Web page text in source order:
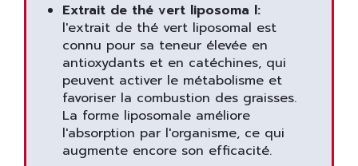
Extrait de thé vert liposoma l:
l'extrait de thé vert liposomal est
connu pour sa teneur élevée en
antioxydants et en catéchines, qui
peuvent activer le métabolisme et
favoriser la combustion des graisses.
La forme liposomale améliore
l'absorption par l'organisme, ce qui
augmente encore son efficacité.